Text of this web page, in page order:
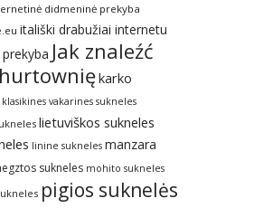
didmeninė prekyba
itališki drabužiai internetu
Jak znaleźć
karko
klasikines vakarines sukneles
lietuviškos sukneles
linine sukneles manzara
sukneles mohito sukneles
pigios suknelės